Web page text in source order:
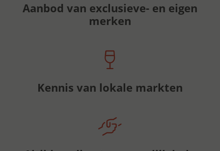
Aanbod van exclusieve- en eigen
merken
Kennis van lokale markten